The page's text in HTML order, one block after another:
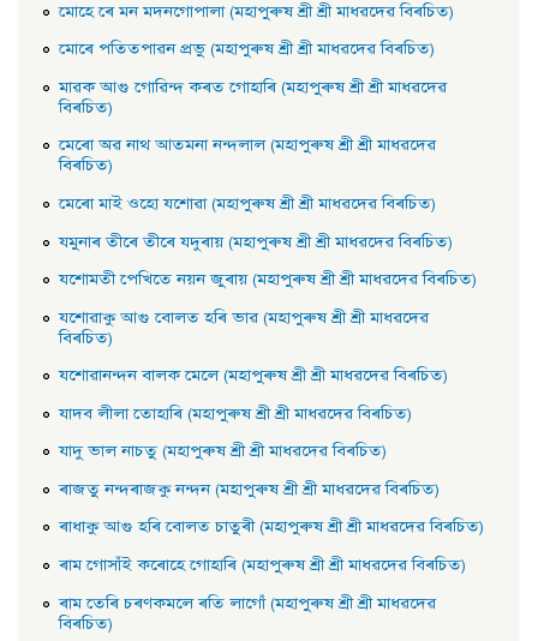
মােহে ৰে মন মদনগােপালা (মহাপুৰুষ শ্ৰী শ্ৰী মাধৱদেৱ বিৰচিত)
মােৰে পতিতপাৱন প্রভু (মহাপুৰুষ শ্ৰী শ্ৰী মাধৱদেৱ বিৰচিত)
মাৱক আগু গােৱিন্দ কৰত গােহাৰি (মহাপুৰুষ শ্ৰী শ্ৰী মাধৱদেৱ
বিৰচিত)
মেৰাে অৱ নাথ আতমনা নন্দলাল (মহাপুৰুষ শ্ৰী শ্ৰী মাধৱদেৱ
বিৰচিত)
মেৰাে মাই ওহাে যশােৱা (মহাপুৰুষ শ্ৰী শ্ৰী মাধৱদেৱ বিৰচিত)
যমুনাৰ তীৰে তীৰে যদুৰায় (মহাপুৰুষ শ্ৰী শ্ৰী মাধৱদেৱ বিৰচিত)
যশােমতী পেখিতে নয়ন জুৰায় (মহাপুৰুষ শ্ৰী শ্ৰী মাধৱদেৱ বিৰচিত)
যশােৱাকু আগু বােলত হৰি ভাৱ (মহাপুৰুষ শ্ৰী শ্ৰী মাধৱদেৱ
বিৰচিত)
যশােৱানন্দন বালক মেলে (মহাপুৰুষ শ্ৰী শ্ৰী মাধৱদেৱ বিৰচিত)
যাদব লীলা তােহাৰি (মহাপুৰুষ শ্ৰী শ্ৰী মাধৱদেৱ বিৰচিত)
যাদু ভাল নাচতু (মহাপুৰুষ শ্ৰী শ্ৰী মাধৱদেৱ বিৰচিত)
ৰাজতু নন্দৰাজকু নন্দন (মহাপুৰুষ শ্ৰী শ্ৰী মাধৱদেৱ বিৰচিত)
ৰাধাকু আগু হৰি বােলত চাতুৰী (মহাপুৰুষ শ্ৰী শ্ৰী মাধৱদেৱ বিৰচিত)
ৰাম গােসাঁই কৰােহে গােহাৰি (মহাপুৰুষ শ্ৰী শ্ৰী মাধৱদেৱ বিৰচিত)
ৰাম তেৰি চৰণকমলে ৰতি লাগোঁ (মহাপুৰুষ শ্ৰী শ্ৰী মাধৱদেৱ
বিৰচিত)